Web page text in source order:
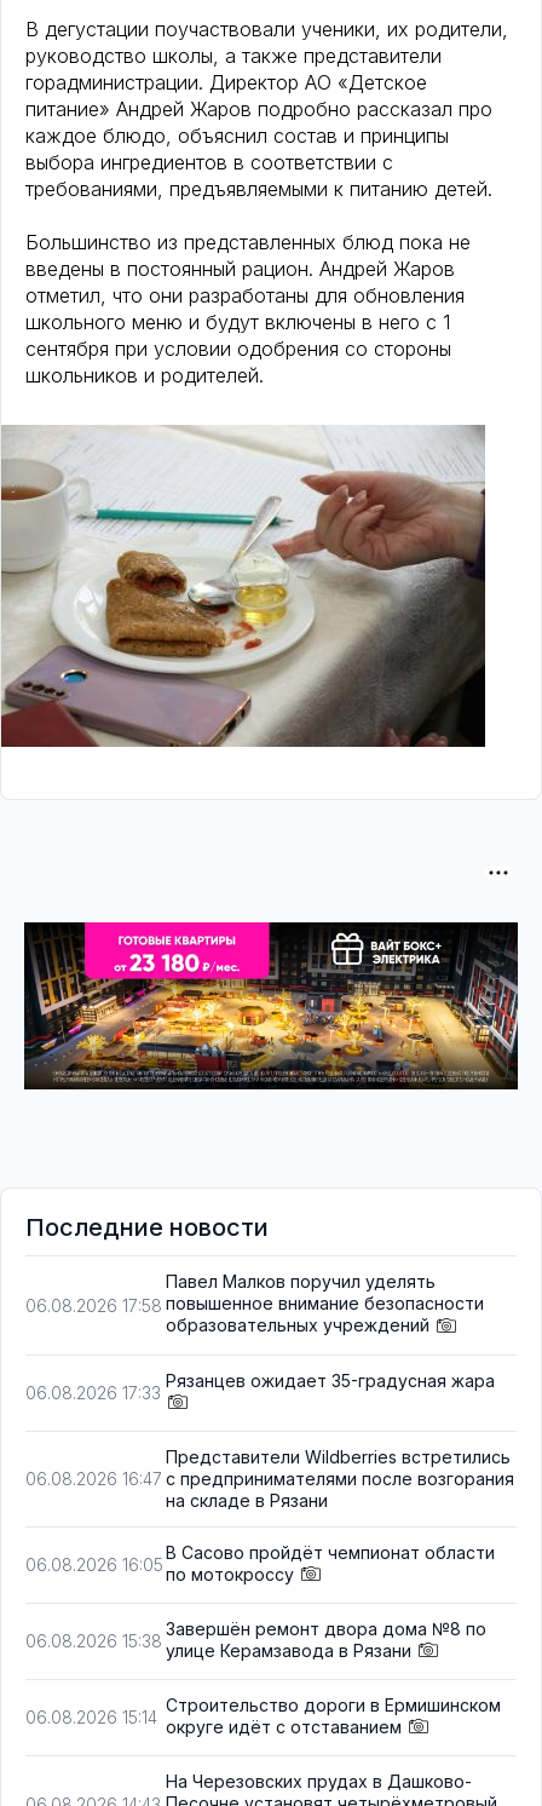
В дегустации поучаствовали ученики, их родители,
руководство школы, а также представители
горадминистрации. Директор АО «Детское
питание» Андрей Жаров подробно рассказал про
каждое блюдо, объяснил состав и принципы
выбора ингредиентов в соответствии с
требованиями, предъявляемыми к питанию детей.
Большинство из представленных блюд пока не
введены в постоянный рацион. Андрей Жаров
отметил, что они разработаны для обновления
школьного меню и будут включены в него с 1
сентября при условии одобрения со стороны
школьников и родителей.
Последние новости
06.08.2026 17:58
Павел Малков поручил уделять
повышенное внимание безопасности
образовательных учреждений
06.08.2026 17:33
Рязанцев ожидает 35-градусная жара
06.08.2026 16:47
Представители Wildberries встретились
с предпринимателями после возгорания
на складе в Рязани
06.08.2026 16:05
В Сасово пройдёт чемпионат области
по мотокроссу
06.08.2026 15:38
Завершён ремонт двора дома №8 по
улице Керамзавода в Рязани
06.08.2026 15:14
Строительство дороги в Ермишинском
округе идёт с отставанием
На Черезовских прудах в Дашково-